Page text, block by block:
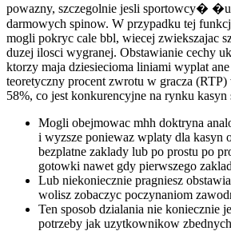
powazny, szczegolnie jesli sportowcy�
darmowych spinow. W przypadku tej
mogli pokryc cale bbl, wiecej zwiekszajac
duzej ilosci wygranej. Obstawianie cechy
ktorzy maja dziesiecioma liniami wyplat
teoretyczny procent zwrotu w gracza
58%, co jest konkurencyjne na rynku kasyn
Mogli obejmowac mhh doktryna
i wyzsze poniewaz wplaty dla kasyn
bezplatne zaklady lub po prostu po
gotowki nawet gdy pierwszego
Lub niekoniecznie pragniesz
wolisz zobaczyc poczynaniom
Ten sposob dzialania nie koniecznie
potrzeby jak uzytkownikow